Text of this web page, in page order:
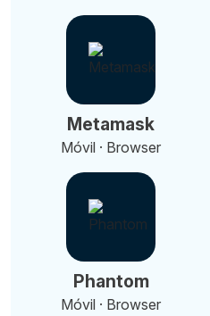
Metamask
Móvil · Browser
Phantom
Móvil · Browser